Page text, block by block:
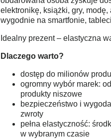
elektronikę, książki, gry,
wygodnie na smartfonie,
Idealny prezent – elastyczna
Dlaczego warto?
dostęp do milionów
ogromny wybór marek:
produkty niszowe
bezpieczeństwo i
zwroty
pełna elastyczność:
w wybranym czasie